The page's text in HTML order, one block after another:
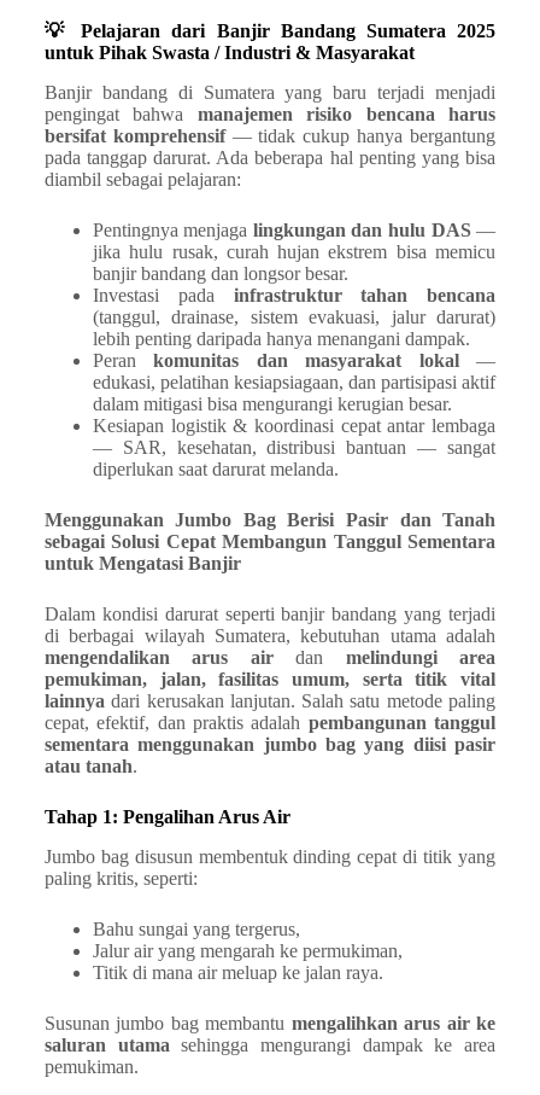
💡 Pelajaran dari Banjir Bandang Sumatera 2025
untuk Pihak Swasta / Industri & Masyarakat
Banjir bandang di Sumatera yang baru terjadi menjadi
pengingat bahwa manajemen risiko bencana harus
bersifat komprehensif— tidak cukup hanya bergantung
pada tanggap darurat. Ada beberapa hal penting yang bisa
diambil sebagai pelajaran:
Pentingnya menjaga lingkungan dan hulu DAS—
jika hulu rusak, curah hujan ekstrem bisa memicu
banjir bandang dan longsor besar.
Investasi pada infrastruktur tahan bencana
(tanggul, drainase, sistem evakuasi, jalur darurat)
lebih penting daripada hanya menangani dampak.
Perankomunitas dan masyarakat lokal—
edukasi, pelatihan kesiapsiagaan, dan partisipasi aktif
dalam mitigasi bisa mengurangi kerugian besar.
Kesiapan logistik & koordinasi cepat antar lembaga
— SAR, kesehatan, distribusi bantuan — sangat
diperlukan saat darurat melanda.
Menggunakan Jumbo Bag Berisi Pasir dan Tanah
sebagai Solusi Cepat Membangun Tanggul Sementara
untuk Mengatasi Banjir
Dalam kondisi darurat seperti banjir bandang yang terjadi
di berbagai wilayah Sumatera, kebutuhan utama adalah
mengendalikan arus airdan melindungi area
pemukiman, jalan, fasilitas umum, serta titik vital
lainnya dari kerusakan lanjutan. Salah satu metode paling
cepat, efektif, dan praktis adalah pembangunan tanggul
sementara menggunakan jumbo bag yang diisi pasir
atau tanah.
Tahap 1: Pengalihan Arus Air
Jumbo bag disusun membentuk dinding cepat di titik yang
paling kritis, seperti:
Bahu sungai yang tergerus,
Jalur air yang mengarah ke permukiman,
Titik di mana air meluap ke jalan raya.
Susunan jumbo bag membantu mengalihkan arus air ke
saluran utama sehingga mengurangi dampak ke area
pemukiman.